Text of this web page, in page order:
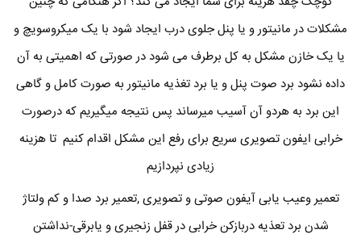
مشکلات در مانیتور و یا پنل جلوی درب ایجاد شود با یک میکروسویچ و
یا یک خازن مشکل به کل برطرف می شود در صورتی که اهمیتی به آن
داده نشود برد صوت پنل و یا برد تغذیه مانیتور به صورت کامل و گاهی
این برد به هردو آن آسیب میرساند پس نتیجه میگیریم که درصورت
خرابی ایفون تصویری سریع برای رفع این مشکل اقدام کنیم تا هزینه
زیادی نپردازیم
تعمیر وعیب یابی آیفون صوتی و تصویری ,تعمیر برد صدا و کم ولتاژ
شدن برد تعذیه دربازکن خرابی در قفل زنجیری و یابرقی-نداشتن